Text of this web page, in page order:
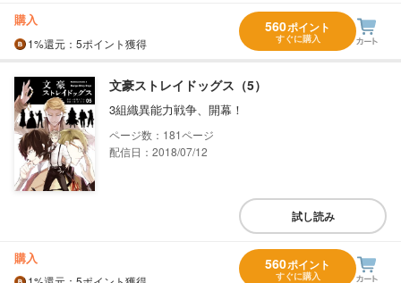
購入
1%還元 ：5ポイント獲得
560ポイント
すぐに購入
文豪ストレイドッグス（5）
3組織異能力戦争、開幕！
181
配信日：2018/07/12
試し読み
購入 560ポイント
すぐに購入